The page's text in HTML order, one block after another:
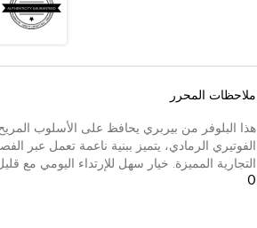
ملاحظات المحرر
هذا البلوفر من بيربري يحافظ على الأسلوب
التجارية المميزة. خيار سهل للإرتداء اليومي مع
0